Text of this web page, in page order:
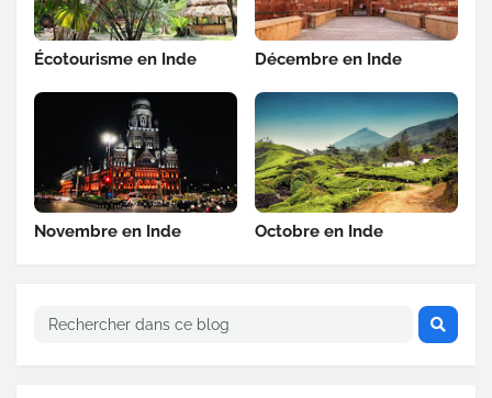
Écotourisme en Inde Décembre en Inde
Novembre en Inde Octobre en Inde